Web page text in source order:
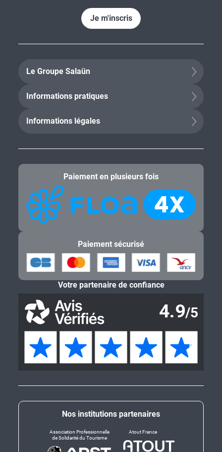
Je m'inscris
Le Groupe Salaün
Informations pratiques
Informations légales
Nos institutions partenaires
Association Professionnelle
de Solidarité du Tourisme
Atout France
Paiement en plusieurs fois
Paiement sécurisé
Votre partenaire de confiance